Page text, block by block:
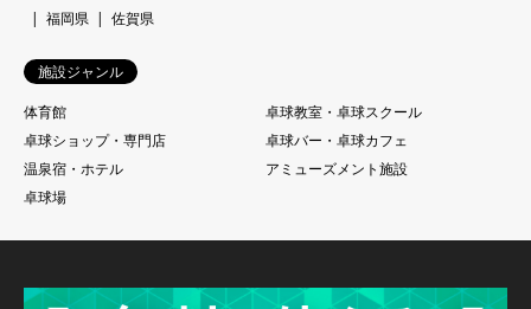
福岡県
佐賀県
施設ジャンル
体育館
卓球教室・卓球スクール
卓球ショップ・専門店
卓球バー・卓球カフェ
温泉宿・ホテル
アミューズメント施設
卓球場